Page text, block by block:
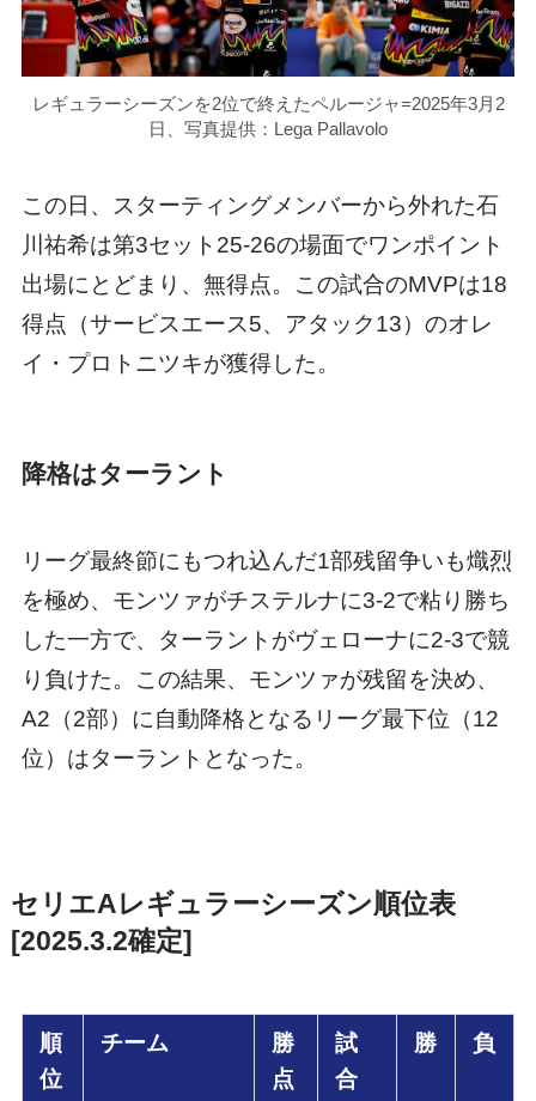
レギュラーシーズンを2位で終えたペルージャ=2025年3月2
日、写真提供：Lega Pallavolo
この日、スターティングメンバーから外れた石
川祐希は第3セット25-26の場面でワンポイント
出場にとどまり、無得点。この試合のMVPは18
得点（サービスエース5、アタック13）のオレ
イ・プロトニツキが獲得した。
降格はターラント
リーグ最終節にもつれ込んだ1部残留争いも熾烈
を極め、モンツァがチステルナに3-2で粘り勝ち
した一方で、ターラントがヴェローナに2-3で競
り負けた。この結果、モンツァが残留を決め、
A2（2部）に自動降格となるリーグ最下位（12
位）はターラントとなった。
セリエAレギュラーシーズン順位表
[2025.3.2確定]
順
位
チーム
勝
点
試
合
勝 負